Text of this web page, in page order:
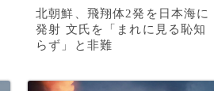
北朝鮮、飛翔体2発を日本海に
発射 文氏を「まれに見る恥知
らず」と非難